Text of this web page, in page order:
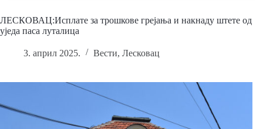
ЛЕСКОВАЦ:Исплате за трошкове грејања и накнаду штете од
уједа паса луталица
3. април 2025. Вести, Лесковац